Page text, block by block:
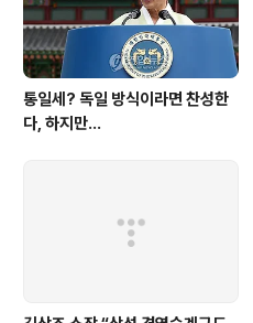
통일세? 독일 방식이라면 찬성한
다, 하지만...